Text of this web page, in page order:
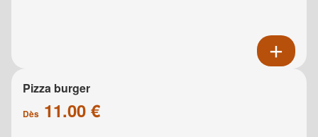
Pizza burger
Dès 11.00 €